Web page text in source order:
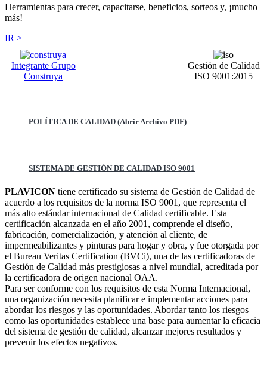
Herramientas para crecer, capacitarse, beneficios, sorteos y, ¡mucho
más!
IR >
Integrante Grupo
Construya
Gestión de Calidad
ISO 9001:2015
POLÍTICA DE CALIDAD (Abrir Archivo PDF)
SISTEMA DE GESTIÓN DE CALIDAD ISO 9001
PLAVICON tiene certificado su sistema de Gestión de Calidad de
acuerdo a los requisitos de la norma ISO 9001, que representa el
más alto estándar internacional de Calidad certificable. Esta
certificación alcanzada en el año 2001, comprende el diseño,
fabricación, comercialización, y atención al cliente, de
impermeabilizantes y pinturas para hogar y obra, y fue otorgada por
el Bureau Veritas Certification (BVCi), una de las certificadoras de
Gestión de Calidad más prestigiosas a nivel mundial, acreditada por
la certificadora de origen nacional OAA.
Para ser conforme con los requisitos de esta Norma Internacional,
una organización necesita planificar e implementar acciones para
abordar los riesgos y las oportunidades. Abordar tanto los riesgos
como las oportunidades establece una base para aumentar la eficacia
del sistema de gestión de calidad, alcanzar mejores resultados y
prevenir los efectos negativos.